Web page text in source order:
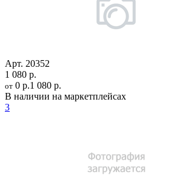
Арт. 20352
1 080 р.
от 0 р.1 080 р.
В наличии на маркетплейсах
3